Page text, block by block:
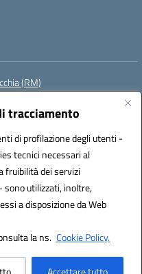
tracciamento
di profilazione degli utenti -
tecnici necessari al
fruibilità dei servizi
sono utilizzati, inoltre,
a disposizione da Web
la ns. Cookie Policy.
(RM)
(IPA): istsc_rmic8b900g
3D Solution S.r.l.
Designers Italia